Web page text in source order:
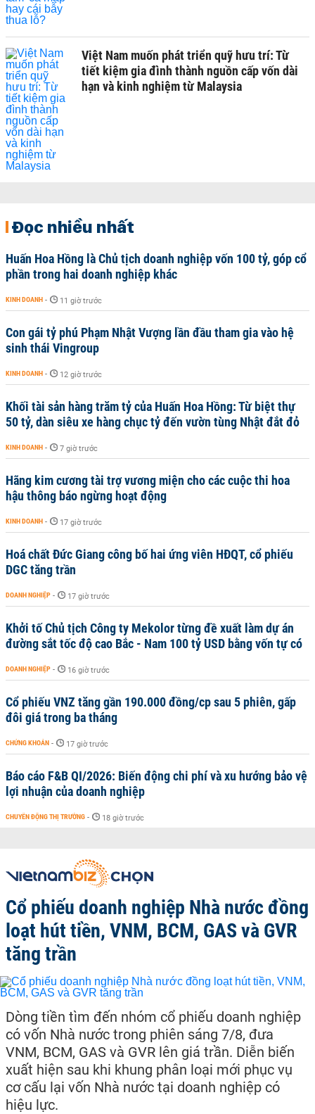
Việt Nam muốn phát triển quỹ hưu trí: Từ
tiết kiệm gia đình thành nguồn cấp vốn dài
hạn và kinh nghiệm từ Malaysia
Đọc nhiều nhất
Huấn Hoa Hồng là Chủ tịch doanh nghiệp vốn 100 tỷ, góp cổ
phần trong hai doanh nghiệp khác
KINH DOANH - 11 giờ trước
Con gái tỷ phú Phạm Nhật Vượng lần đầu tham gia vào hệ
sinh thái Vingroup
KINH DOANH - 12 giờ trước
Khối tài sản hàng trăm tỷ của Huấn Hoa Hồng: Từ biệt thự
50 tỷ, dàn siêu xe hàng chục tỷ đến vườn tùng Nhật đắt đỏ
KINH DOANH - 7 giờ trước
Hãng kim cương tài trợ vương miện cho các cuộc thi hoa
hậu thông báo ngừng hoạt động
KINH DOANH - 17 giờ trước
Hoá chất Đức Giang công bố hai ứng viên HĐQT, cổ phiếu
DGC tăng trần
DOANH NGHIỆP - 17 giờ trước
Khởi tố Chủ tịch Công ty Mekolor từng đề xuất làm dự án
đường sắt tốc độ cao Bắc - Nam 100 tỷ USD bằng vốn tự có
DOANH NGHIỆP - 16 giờ trước
Cổ phiếu VNZ tăng gần 190.000 đồng/cp sau 5 phiên, gấp
đôi giá trong ba tháng
CHỨNG KHOÁN - 17 giờ trước
Báo cáo F&B QI/2026: Biến động chi phí và xu hướng bảo vệ
lợi nhuận của doanh nghiệp
CHUYỂN ĐỘNG THỊ TRƯỜNG - 18 giờ trước
Cổ phiếu doanh nghiệp Nhà nước đồng
loạt hút tiền, VNM, BCM, GAS và GVR
tăng trần
Dòng tiền tìm đến nhóm cổ phiếu doanh nghiệp
có vốn Nhà nước trong phiên sáng 7/8, đưa
VNM, BCM, GAS và GVR lên giá trần. Diễn biến
xuất hiện sau khi khung phân loại mới phục vụ
cơ cấu lại vốn Nhà nước tại doanh nghiệp có
hiệu lực.